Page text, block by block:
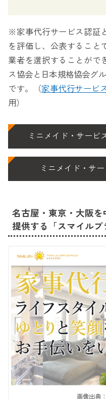
※家事代行サービス認証
を評価し、公表すること
業者を選択することがで
ス協会と日本規格協会グ
です。（家事代行サービ
用）
ミニメイド・サービ
ミニメイド・サ
名古屋・東京・大阪
提供する「スマイルプ
画像出典